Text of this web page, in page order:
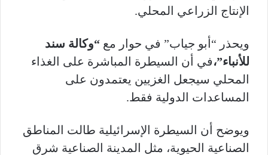
الإنتاج الزراعي المحلي.
ويحذر “أبو جياب” في حوار مع “وكالة سند
للأنباء”،في أن السيطرة المباشرة على الغذاء
المحلي سيجعل الغزيين يعتمدون على
المساعدات الدولية فقط.
ويوضح أن السيطرة الإسرائيلية طالت المناطق
الصناعية الحيوية، مثل المدينة الصناعية شرق